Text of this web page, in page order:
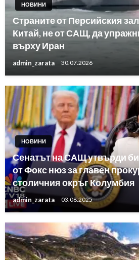
НОВИНИ
Страните от Персийския
Китай, не от САЩ, да
върху Иран
admin_zarata 30.07.2026
НОВИНИ
Сенатът на САЩ утвърди
от Фокс нюз за главен
столичния окръг Колумбия
admin_zarata 03.08.2025